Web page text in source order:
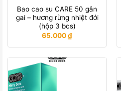
Bao cao su CARE 50 gân
gai – hương rừng nhiệt đới
(hộp 3 bcs)
65.000₫